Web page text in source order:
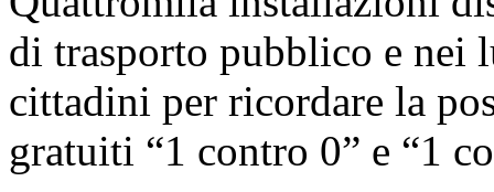
di trasporto pubblico e nei
cittadini per ricordare la
gratuiti “1 contro 0” e “1